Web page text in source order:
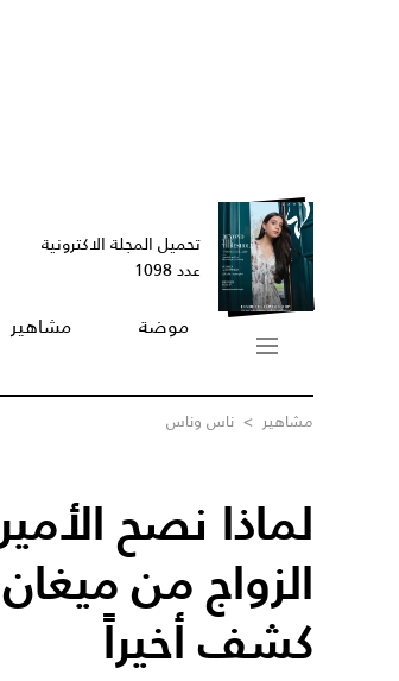
تحميل المجلة الاكترونية
عدد 1098
موضة مشاهير
مشاهير > ناس وناس
لماذا نصح
الزواج من
كشف أخيراً